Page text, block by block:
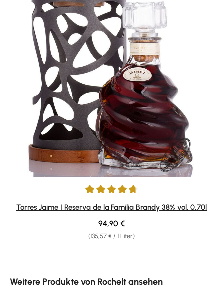
Durchschnittliche Bewertung von 4.85 von 5 Sternen
Torres Jaime I Reserva de la Familia Brandy 38% vol. 0,70l
(135,57 € / 1 Liter)
Regulärer Preis:
94,90 €
Weitere Produkte von Rochelt ansehen